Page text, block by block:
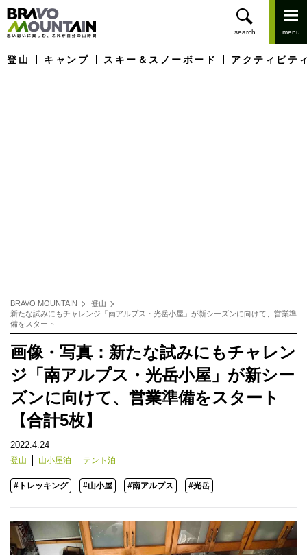
登山 キャンプ スキー＆スノーボード アクティビテ
BRAVO MOUNTAIN
登山
新たな試みにもチャレンジ「南アルプス・光岳小屋」が新シーズンに向けて、営業準
備をスタート
画像・写真：新たな試みにもチャレン
ジ「南アルプス・光岳小屋」が新シー
ズンに向けて、営業準備をスタート
【合計5枚】
2022.4.24
登山 山小屋泊 テント泊
#トレッキング #山小屋 #南アルプス #光岳